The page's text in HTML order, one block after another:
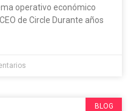
operativo económico
de Circle Durante años
BLOG